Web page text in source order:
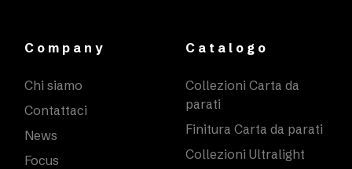
Company
Chi siamo
Contattaci
News
Focus
Catalogo
Collezioni Carta da
parati
Finitura Carta da parati
Collezioni Ultralight